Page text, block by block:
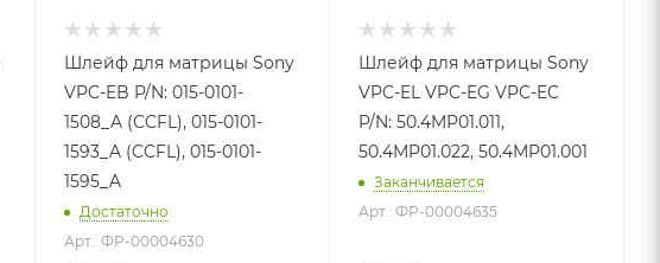
Шлейф для матрицы Sony
VPC-EB P/N: 015-0101-
1508_A (CCFL), 015-0101-
1593_A (CCFL), 015-0101-
1595_A
Достаточно
Арт.: ФР-00004630
Шлейф для матрицы Sony
VPC-EL VPC-EG VPC-EC
P/N: 50.4MP01.011,
50.4MP01.022, 50.4MP01.001
Заканчивается
Арт.: ФР-00004635